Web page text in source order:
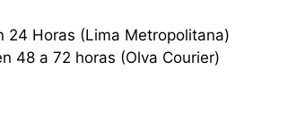
24 Horas (Lima Metropolitana)
48 a 72 horas (Olva Courier)